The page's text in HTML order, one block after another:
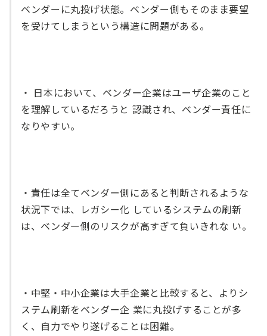
ベンダーに丸投げ状態。ベンダー側もそのまま要望
を受けてしまうという構造に問題がある。
・ 日本において、ベンダー企業はユーザ企業のこと
を理解しているだろうと 認識され、ベンダー責任に
なりやすい。
・責任は全てベンダー側にあると判断されるような
状況下では、レガシー化 しているシステムの刷新
は、ベンダー側のリスクが高すぎて負いきれな い。
・中堅・中小企業は大手企業と比較すると、よりシ
ステム刷新をベンダー企 業に丸投げすることが多
く、自力でやり遂げることは困難。